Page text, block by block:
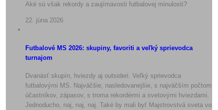
Aké sú však rekordy a zaujímavosti futbalovej minulosti?
22. júna 2026
Futbalové MS 2026: skupiny, favoriti a veľký sprievodca
turnajom
Dvanásť skupín, hviezdy aj outsideri. Veľký sprievodca
futbalovými MS. Najväčšie, nasledovanejšie, s najväčším počtom
účastníkov, zápasov, s troma rekordérmi a svetovými hviezdami.
Jednoducho, naj, naj, naj. Také by mali byť Majstrovstvá sveta vo